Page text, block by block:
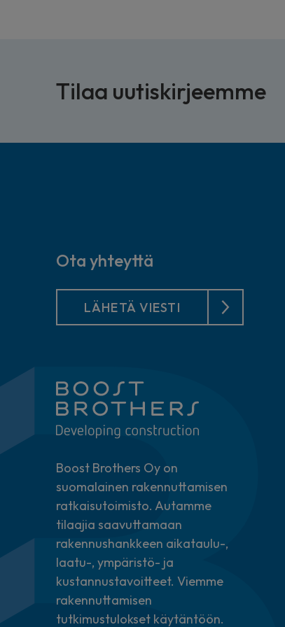
Tilaa uutiskirjeemme
Boost Brothers Oy on
suomalainen rakennuttamisen
ratkaisutoimisto. Autamme
tilaajia saavuttamaan
rakennushankkeen aikataulu-,
laatu-, ympäristö- ja
kustannustavoitteet. Viemme
rakennuttamisen
tutkimustulokset käytäntöön.
Ota yhteyttä
LÄHETÄ VIESTI